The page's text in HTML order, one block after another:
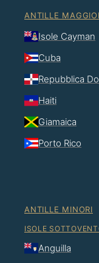
ANTILLE
Isole Cayman
Cuba
Repubblica
Haiti
Giamaica
Porto Rico
ANTILLE MINORI
ISOLE
Anguilla